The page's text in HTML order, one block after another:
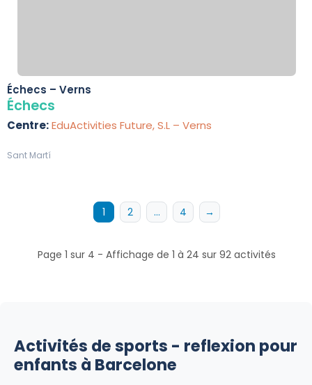
Échecs – Verns
Échecs
Centre:EduActivities Future, S.L – Verns
Sant Martí
1 2 … 4 →
Page 1 sur 4 - Affichage de 1 à 24 sur 92 activités
Activités de sports - reflexion pour
enfants à Barcelone